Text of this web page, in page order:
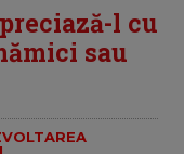
l cu
sau